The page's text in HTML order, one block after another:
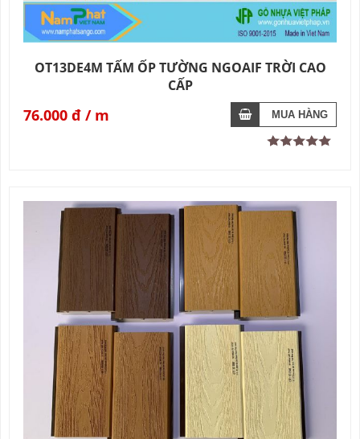
OT13DE4M TẤM ỐP TƯỜNG NGOAIF TRỜI CAO
CẤP
76.000 đ